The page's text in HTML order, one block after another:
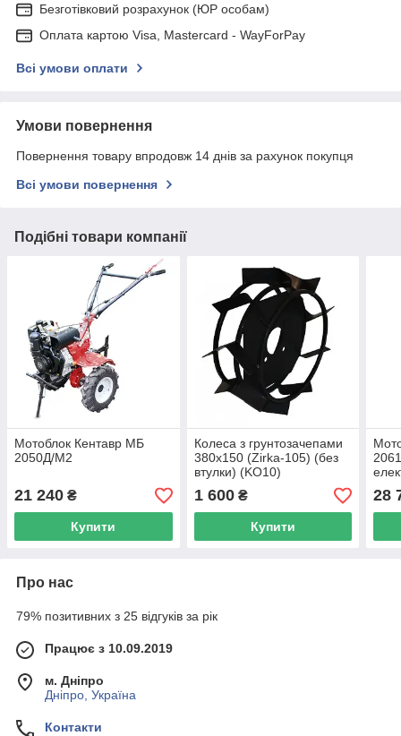
Безготівковий розрахунок (ЮР особам)
Оплата картою Visa, Mastercard - WayForPay
Всі умови оплати
Умови повернення
Повернення товару впродовж 14 днів за рахунок покупця
Всі умови повернення
Подібні товари компанії
Мотоблок Кентавр МБ
2050Д/М2
21 240 ₴
Купити
Колеса з грунтозачепами
380х150 (Zirka-105) (без
втулки) (KO10)
1 600₴
Купити
28
Про нас
79% позитивних з 25 відгуків за рік
Працює з 10.09.2019
м. Дніпро
Дніпро, Україна
Контакти